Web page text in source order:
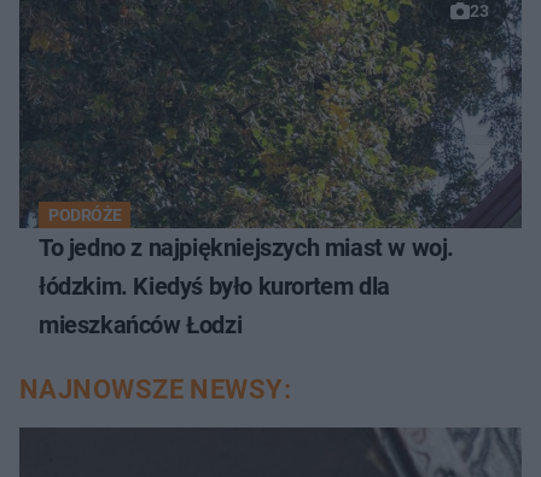
23
PODRÓŻE
To jedno z najpiękniejszych miast w woj.
łódzkim. Kiedyś było kurortem dla
mieszkańców Łodzi
NAJNOWSZE NEWSY: